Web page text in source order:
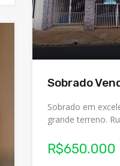
Sobrado
Sobrado em
grande terreno.
R$650.000